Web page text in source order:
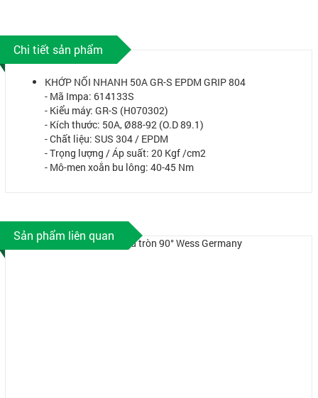
Chi tiết sản phẩm
KHỚP NỐI NHANH 50A GR-S EPDM GRIP 804
- Mã Impa: 614133S
- Kiểu máy: GR-S (H070302)
- Kích thước: 50A, Ø88-92 (O.D 89.1)
- Chất liệu: SUS 304 / EPDM
- Trọng lượng / Áp suất: 20 Kgf /cm2
- Mô-men xoắn bu lông: 40-45 Nm
Sản phẩm liên quan